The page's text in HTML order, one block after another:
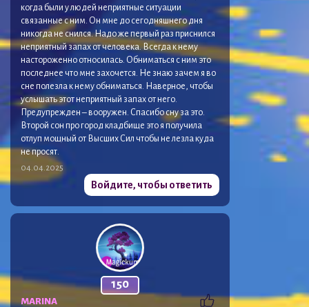
когда были у людей неприятные ситуации
связанные с ним. Он мне до сегодняшнего дня
никогда не снился. Надо же первый раз приснился
неприятный запах от человека. Всегда к нему
настороженно относилась. Обниматься с ним это
последнее что мне захочется. Не знаю зачем я во
сне полезла к нему обниматься. Наверное, чтобы
услышать этот неприятный запах от него.
Предупрежден – вооружен. Спасибо сну за это.
Второй сон про город кладбище это я получила
отлуп мощный от Высших Сил чтобы не лезла куда
не просят.
04.04.2025
Войдите, чтобы ответить
150
MARINA